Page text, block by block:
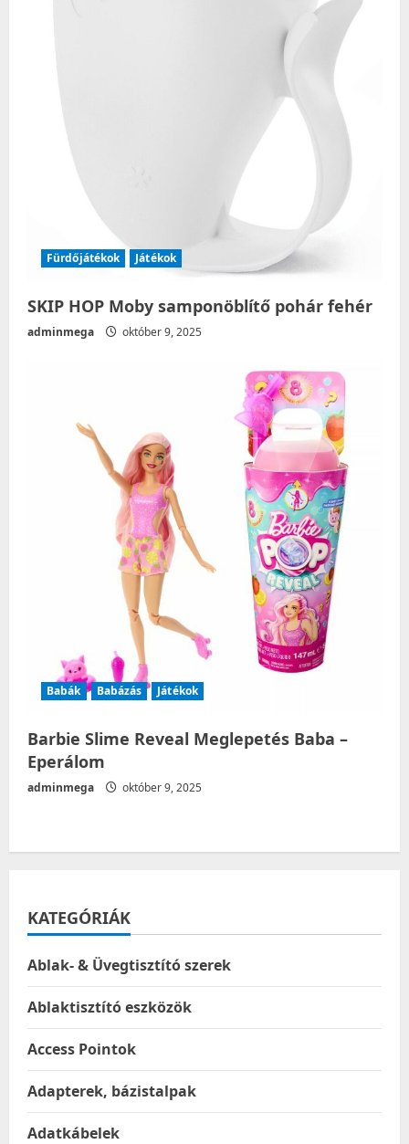
Fürdőjátékok Játékok
SKIP HOP Moby samponöblítő pohár fehér
adminmega október 9, 2025
Babák Babázás Játékok
Barbie Slime Reveal Meglepetés Baba –
Eperálom
adminmega október 9, 2025
KATEGÓRIÁK
Ablak- & Üvegtisztító szerek
Ablaktisztító eszközök
Access Pointok
Adapterek, bázistalpak
Adatkábelek